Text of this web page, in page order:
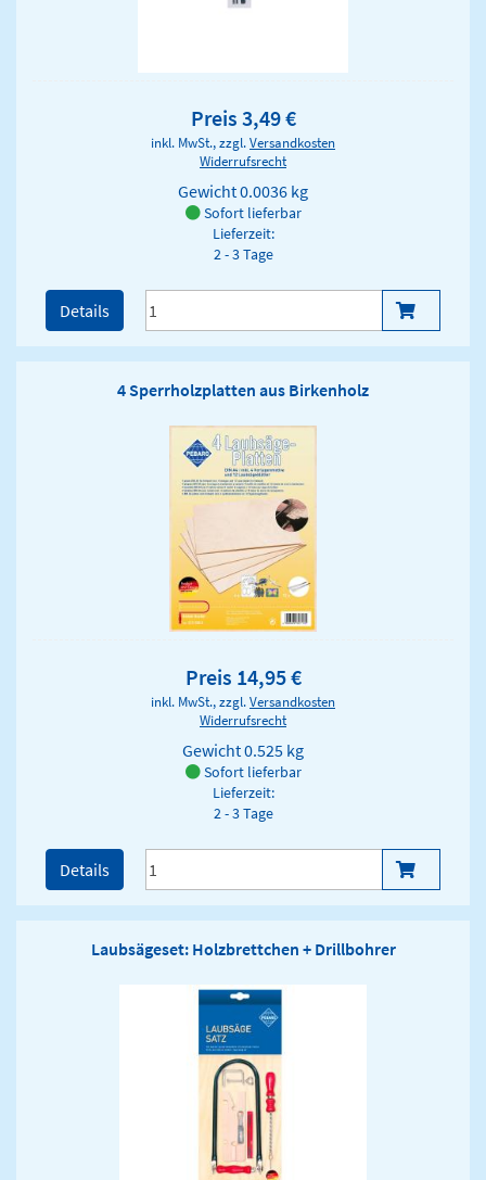
Preis 3,49 €
inkl. MwSt., zzgl.Versandkosten
Widerrufsrecht
Gewicht0.0036 kg
Sofort lieferbar
Lieferzeit:
2 - 3 Tage
Details
4 Sperrholzplatten aus Birkenholz
Preis 14,95 €
inkl. MwSt., zzgl.Versandkosten
Widerrufsrecht
Gewicht0.525 kg
Sofort lieferbar
Lieferzeit:
2 - 3 Tage
Details
Laubsägeset: Holzbrettchen + Drillbohrer